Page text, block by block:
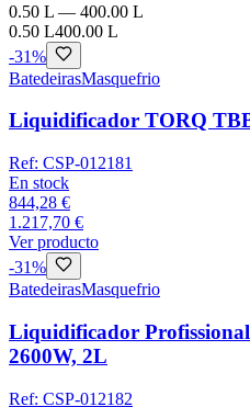
0.50 L — 400.00 L
0.50 L400.00 L
-31%
BatedeirasMasquefrio
Liquidificador TORQ
Ref: CSP-012181
En stock
844,28 €
1.217,70 €
Ver producto
-31%
BatedeirasMasquefrio
Liquidificador
2600W, 2L
Ref: CSP-012182